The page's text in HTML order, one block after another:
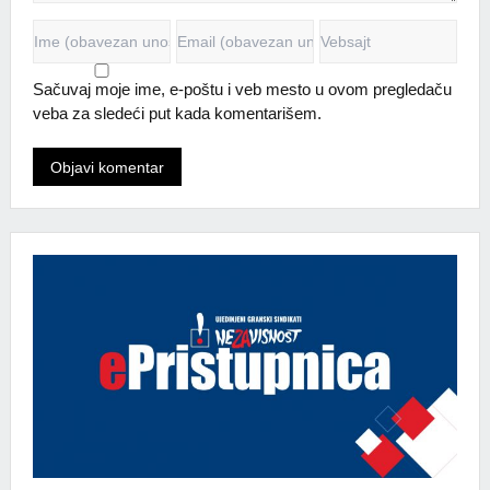
Sačuvaj moje ime, e-poštu i veb mesto u ovom pregledaču
veba za sledeći put kada komentarišem.